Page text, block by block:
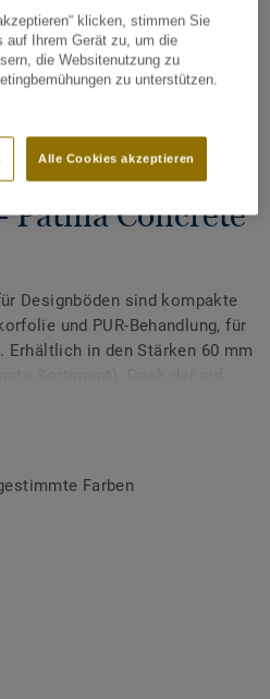
Alle Designs anzeigen (200)
für
Patina Concrete
Designböden sind kompakte
und PUR-Behandlung, für
in den Stärken 60 mm
Farben sorgen Sie für
Farben
klicken, stimmen Sie
auf Ihrem Gerät zu, um die
die Websitenutzung zu
zu unterstützen.
Alle Cookies akzeptieren